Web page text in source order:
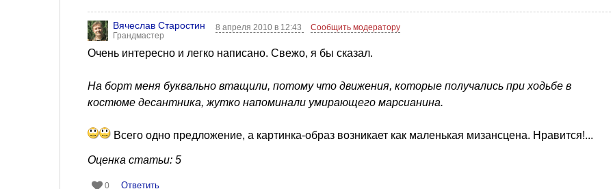
Вячеслав Старостин
Грандмастер
8 апреля 2010 в 12:43 Сообщить модератору
Очень интересно и легко написано. Свежо, я бы сказал.
На борт меня буквально втащили, потому что движения, которые получались при ходьбе в
костюме десантника, жутко напоминали умирающего марсианина.
Всего одно предложение, а картинка-образ возникает как маленькая мизансцена. Нравится!...
Оценка статьи: 5
0 Ответить